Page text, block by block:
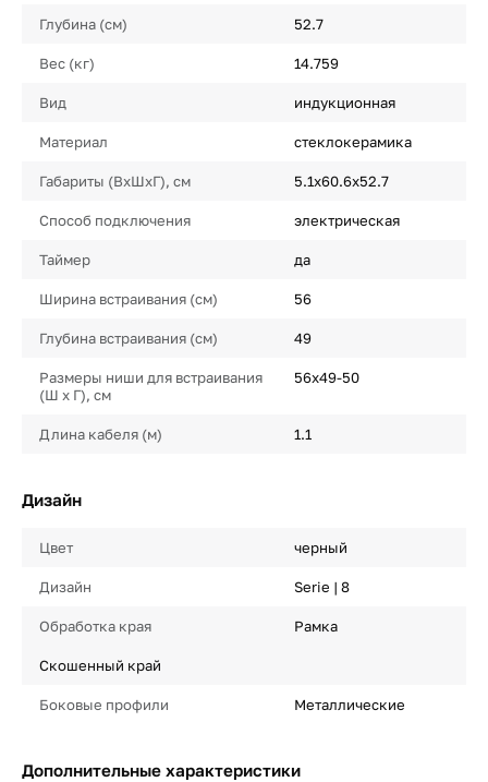
Глубина (см) 52.7
Вес (кг) 14.759
Вид индукционная
Материал стеклокерамика
Габариты (ВхШхГ), см 5.1х60.6х52.7
Способ подключения электрическая
Таймер да
Ширина встраивания (см) 56
Глубина встраивания (см) 49
Размеры ниши для встраивания
(Ш х Г), см
56х49-50
Длина кабеля (м) 1.1
Дизайн
Цвет черный
Дизайн Serie | 8
Обработка края Рамка
Скошенный край
Боковые профили Металлические
Дополнительные характеристики